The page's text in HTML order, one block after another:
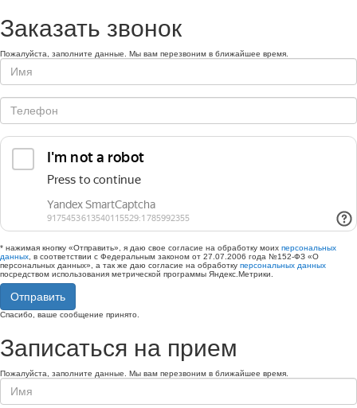
Заказать звонок
Пожалуйста, заполните данные. Мы вам перезвоним в ближайшее время.
* нажимая кнопку «Отправить», я даю свое согласие на обработку моих персональных
данных , в соответствии с Федеральным законом от 27.07.2006 года №152-ФЗ «О
персональных данных», а так же даю согласие на обработку персональных данных
посредством использования метрической программы Яндекс.Метрики.
Отправить
Спасибо, ваше сообщение принято.
Записаться на прием
Пожалуйста, заполните данные. Мы вам перезвоним в ближайшее время.